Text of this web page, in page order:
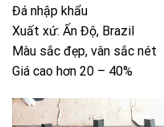
Đá nhập khẩu
Xuất xứ: Ấn Độ, Brazil
Màu sắc đẹp, vân sắc nét
Giá cao hơn 20 – 40%